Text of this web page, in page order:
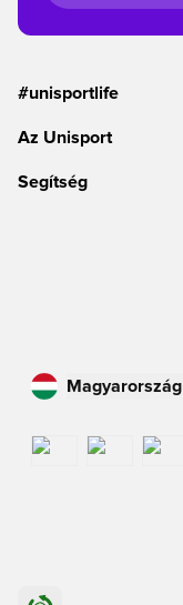
#unisportlife
Az Unisport
Segítség
Magyarország